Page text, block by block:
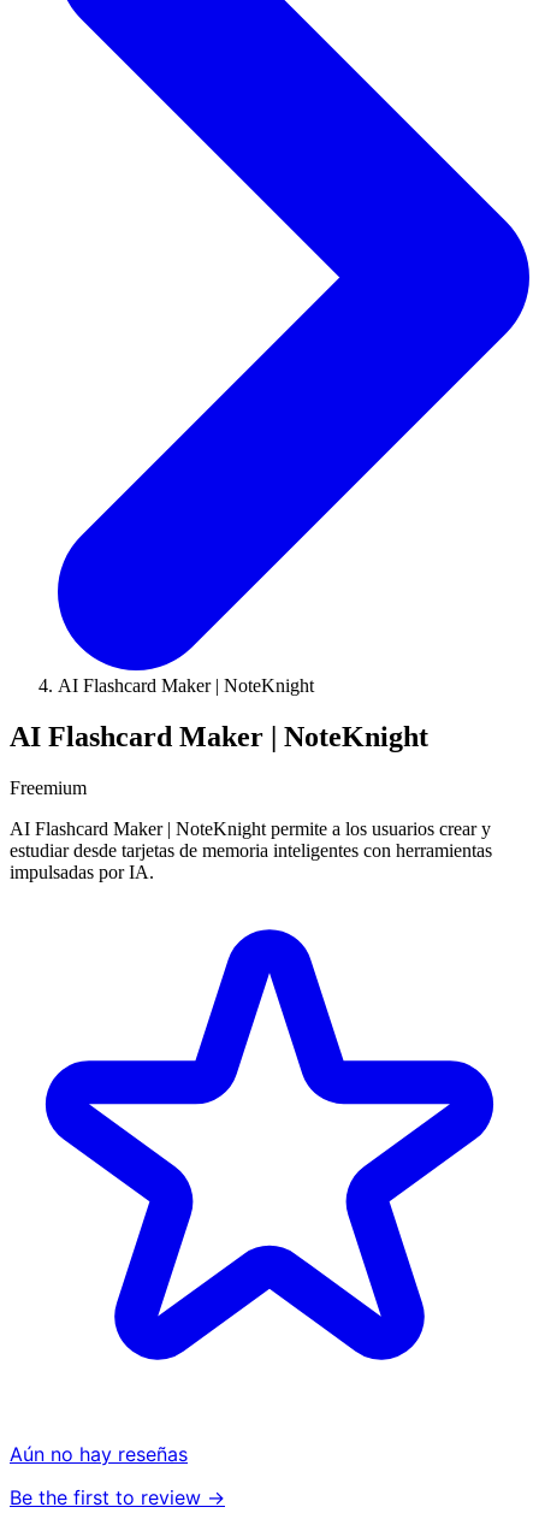
AI Flashcard Maker | NoteKnight
AI Flashcard Maker | NoteKnight
Freemium
AI Flashcard Maker | NoteKnight permite a los usuarios crear y
estudiar desde tarjetas de memoria inteligentes con herramientas
impulsadas por IA.
Aún no hay reseñas
Be the first to review →